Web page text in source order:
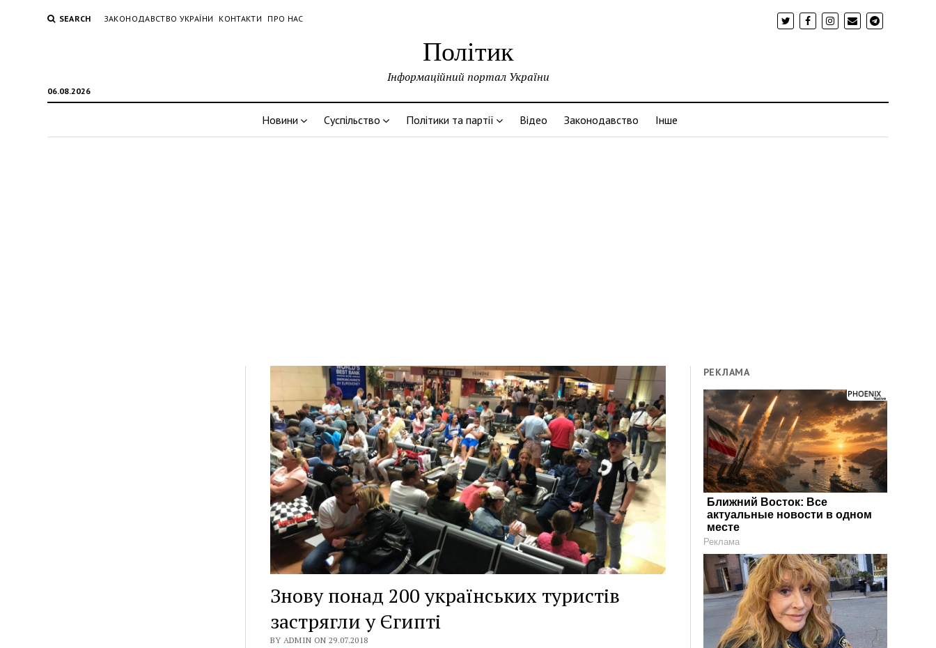
SEARCH ЗАКОНОДАВСТВО УКРАЇНИ КОНТАКТИ ПРО НАС
Політик
06.08.2026
Інформаційний портал України
Новини Суспільство Політики та партії Відео Законодавство Інше
Знову понад 200 українських туристів
застрягли у Єгипті
BY ADMIN ON 29.07.2018
РЕКЛАМА
Ближний Восток: Все
актуальные новости в одном
месте
Реклама